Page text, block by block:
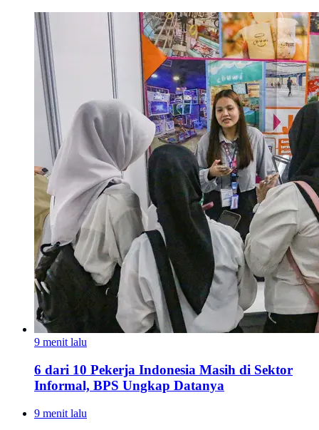
9 menit lalu
6 dari 10 Pekerja Indonesia Masih di Sektor
Informal, BPS Ungkap Datanya
9 menit lalu